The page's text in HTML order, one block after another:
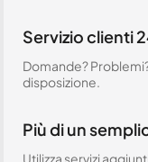
Servizio clienti
Domande?
disposizione.
Più di un
Utilizza servizi